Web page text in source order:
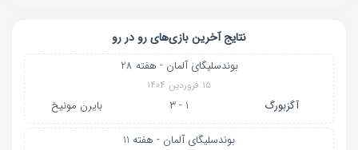
نتایج آخرین بازی‌های رو در رو
بوندسلیگای آلمان - هفته 28
۱۵ فروردین ۱۴۰۴
آگزبورگ 1 - 3 بایرن‌ مونیخ
بوندسلیگای آلمان - هفته 11